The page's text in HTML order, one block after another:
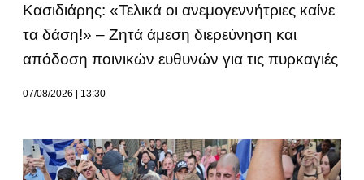
Κασιδιάρης: «Τελικά οι ανεμογεννήτριες καίνε
τα δάση!» – Ζητά άμεση διερεύνηση και
απόδοση ποινικών ευθυνών για τις πυρκαγιές
07/08/2026 13:30